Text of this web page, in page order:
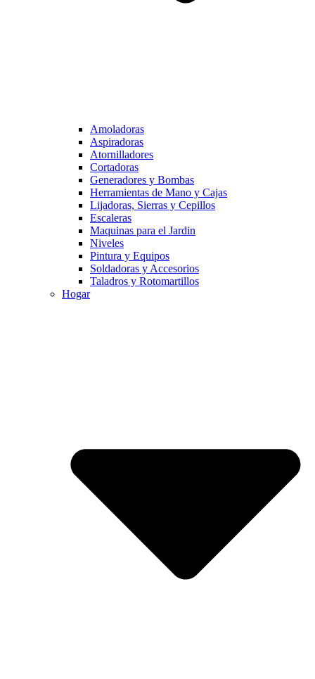
Amoladoras
Aspiradoras
Atornilladores
Cortadoras
Generadores y Bombas
Herramientas de Mano y Cajas
Lijadoras, Sierras y Cepillos
Escaleras
Maquinas para el Jardin
Niveles
Pintura y Equipos
Soldadoras y Accesorios
Taladros y Rotomartillos
Hogar